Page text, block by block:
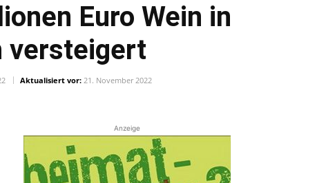
Euro Wein in
versteigert
Aktualisiert vor: 21. November 2022
Anzeige